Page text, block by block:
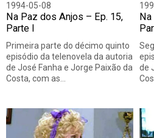
1994-05-08
Na Paz dos Anjos – Ep. 15,
Parte I
Primeira parte do décimo quinto
episódio da telenovela da autoria
de José Fanha e Jorge Paixão da
Costa, com as…
de